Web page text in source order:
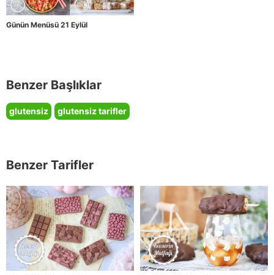
Günün Menüsü 21 Eylül
Benzer Başlıklar
glutensiz glutensiz tarifler
Benzer Tarifler